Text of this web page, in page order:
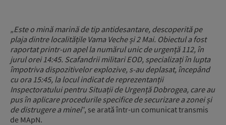
„Este o mină marină de tip antidesantare, descoperită pe
plaja dintre localitățile Vama Veche și 2 Mai. Obiectul a fost
raportat printr-un apel la numărul unic de urgență 112, în
jurul orei 14:45. Scafandrii militari EOD, specializați în lupta
împotriva dispozitivelor explozive, s-au deplasat, începând
cu ora 15:45, la locul indicat de reprezentanții
Inspectoratului pentru Situații de Urgență Dobrogea, care au
pus în aplicare procedurile specifice de securizare a zonei și
de distrugere a minei”, se arată într-un comunicat transmis
de MApN.